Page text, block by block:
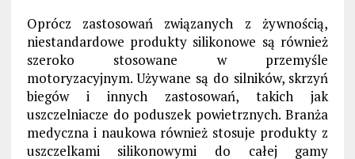
Oprócz zastosowań związanych z żywnością,
niestandardowe produkty silikonowe są również
szeroko stosowane w przemyśle
motoryzacyjnym. Używane są do silników, skrzyń
biegów i innych zastosowań, takich jak
uszczelniacze do poduszek powietrznych. Branża
medyczna i naukowa również stosuje produkty z
uszczelkami silikonowymi do całej gamy